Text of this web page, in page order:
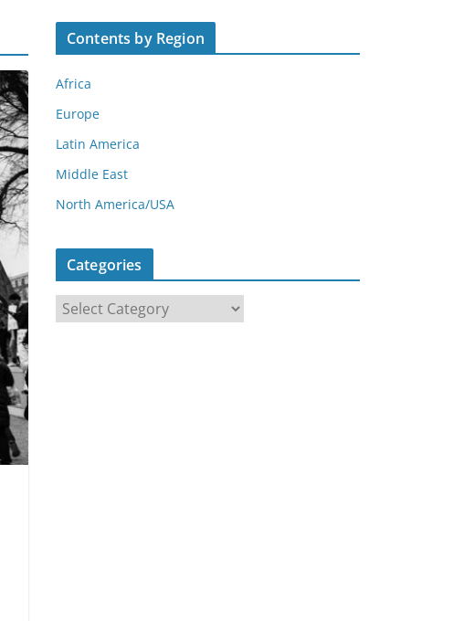
Contents by Region
Africa
Europe
Latin America
Middle East
North America/USA
Categories